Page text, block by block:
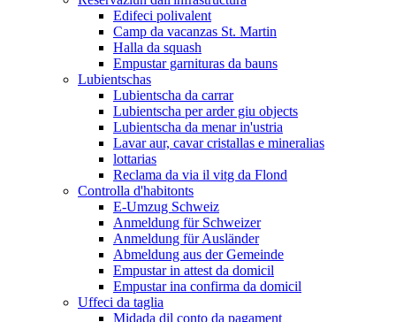
Edifeci polivalent
Camp da vacanzas St. Martin
Halla da squash
Empustar garnituras da bauns
Lubientschas
Lubientscha da carrar
Lubientscha per arder giu objects
Lubientscha da menar in'ustria
Lavar aur, cavar cristallas e mineralias
lottarias
Reclama da via il vitg da Flond
Controlla d'habitonts
E-Umzug Schweiz
Anmeldung für Schweizer
Anmeldung für Ausländer
Abmeldung aus der Gemeinde
Empustar in attest da domicil
Empustar ina confirma da domicil
Uffeci da taglia
Midada dil conto da pagament